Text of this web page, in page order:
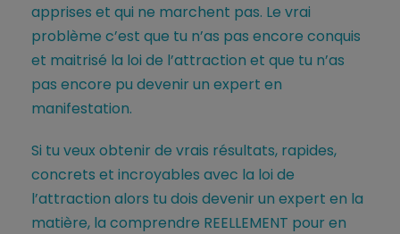
apprises et qui ne marchent pas. Le vrai
problème c’est que tu n’as pas encore conquis
et maitrisé la loi de l’attraction et que tu n’as
pas encore pu devenir un expert en
manifestation.
Si tu veux obtenir de vrais résultats, rapides,
concrets et incroyables avec la loi de
l’attraction alors tu dois devenir un expert en la
matière, la comprendre REELLEMENT pour en